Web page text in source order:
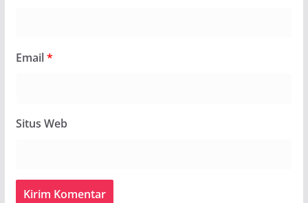
Email*
Situs Web